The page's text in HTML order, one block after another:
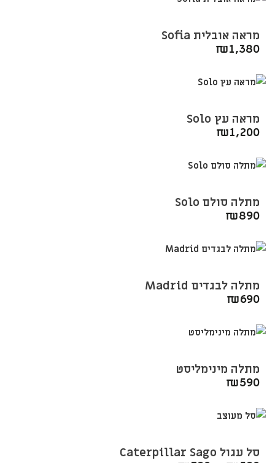
מראה אובלית Sofia
₪1,380
מראה עץ Solo
₪1,200
מתלה סולם Solo
₪890
מתלה לבגדים Madrid
₪690
מתלה מינימליסט
₪590
סל עגול Caterpillar Sago